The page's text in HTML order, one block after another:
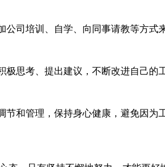
司培训、自学、向同事请教等方式
思考、提出建议，不断改进自己的
和管理，保持身心健康，避免因为